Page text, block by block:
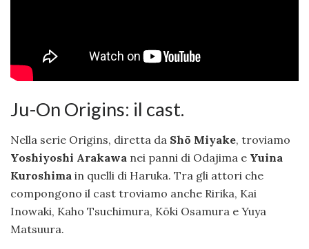
Ju-On Origins: il cast.
Nella serie Origins, diretta da Shō Miyake, troviamo
Yoshiyoshi Arakawa nei panni di Odajima e Yuina
Kuroshima in quelli di Haruka. Tra gli attori che
compongono il cast troviamo anche Ririka, Kai
Inowaki, Kaho Tsuchimura, Kōki Osamura e Yuya
Matsuura.